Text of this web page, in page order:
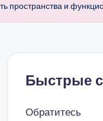
пространства и
Быстрые
Обратитесь